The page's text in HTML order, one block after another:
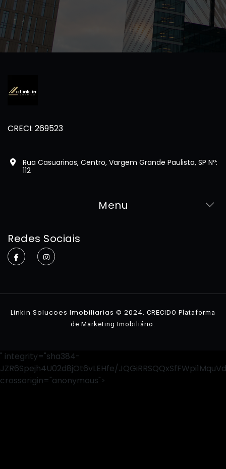
CRECI: 269523
Rua Casuarinas, Centro, Vargem Grande Paulista, SP Nº:
112
Menu
Redes Sociais
Linkin Solucoes Imobiliarias © 2024. CRECIDO Plataforma
de Marketing Imobiliário .
" integrity="sha384-
JZR6Spejh4U02d8jOt6vLEHfe/
crossorigin="anonymous">